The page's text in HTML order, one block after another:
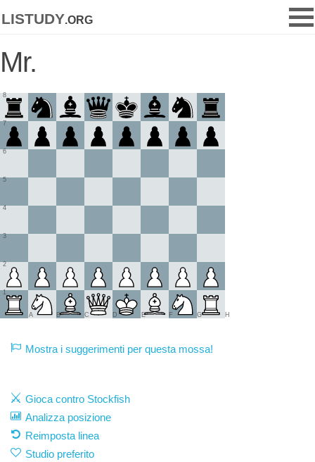
listudy.org
Mr.
1
2
3
4
5
6
7
8
A B C D E F G H
Mostra i suggerimenti per questa mossa!
Gioca contro Stockfish
Analizza posizione
Reimposta linea
Studio preferito